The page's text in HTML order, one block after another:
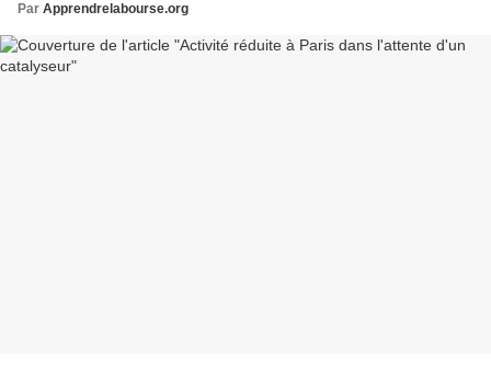
Par Apprendrelabourse.org